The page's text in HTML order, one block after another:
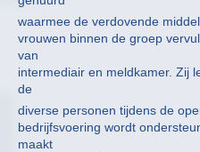
waarmee de verdovende
vrouwen binnen de groep
van
intermediair en meldkamer. Zij
de
diverse personen tijdens de
bedrijfsvoering wordt
maakt